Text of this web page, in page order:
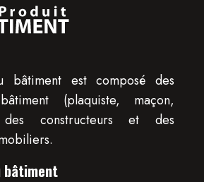
bâtiment est composé des
(plaquiste, maçon,
constructeurs et des
bâtiment